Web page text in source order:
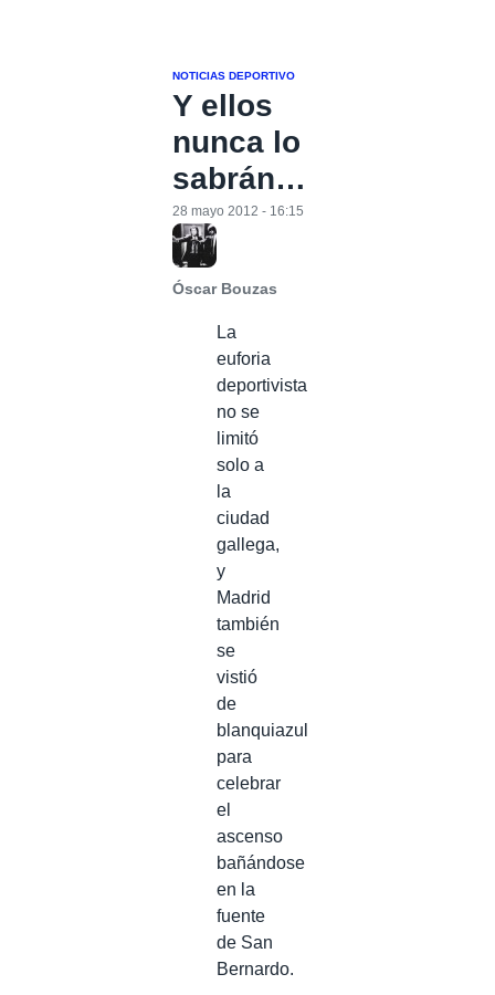
NOTICIAS DEPORTIVO
Y ellos
nunca lo
sabrán…
Óscar Bouzas
28 mayo 2012 - 16:15
La
euforia
deportivista
no se
limitó
solo a
la
ciudad
gallega,
y
Madrid
también
se
vistió
de
blanquiazul
para
celebrar
el
ascenso
bañándose
en la
fuente
de San
Bernardo.